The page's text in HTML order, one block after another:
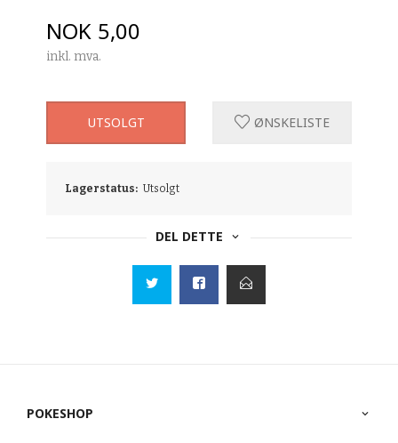
Pris
NOK 5,00
inkl. mva.
UTSOLGT ØNSKELISTE
Lagerstatus: Utsolgt
DEL DETTE
POKESHOP